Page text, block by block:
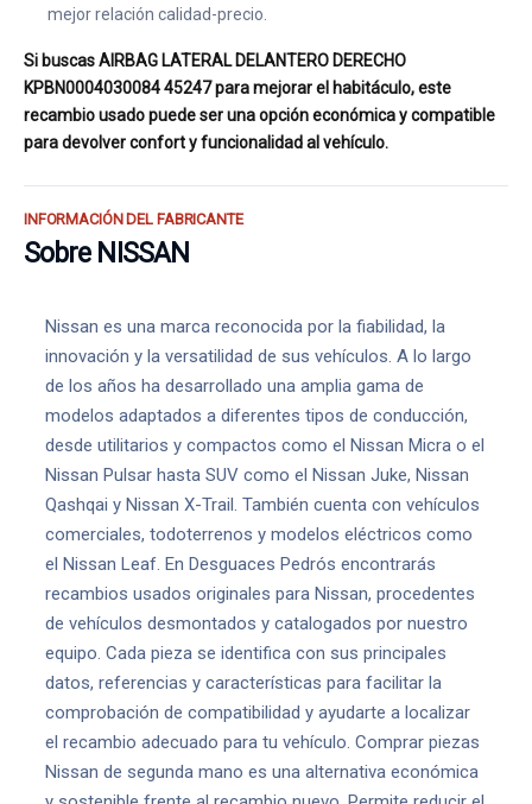
mejor relación calidad-precio.
Si buscas AIRBAG LATERAL DELANTERO DERECHO
KPBN0004030084 45247 para mejorar el habitáculo, este
recambio usado puede ser una opción económica y compatible
para devolver confort y funcionalidad al vehículo.
INFORMACIÓN DEL FABRICANTE
Sobre NISSAN
Nissan es una marca reconocida por la fiabilidad, la
innovación y la versatilidad de sus vehículos. A lo largo
de los años ha desarrollado una amplia gama de
modelos adaptados a diferentes tipos de conducción,
desde utilitarios y compactos como el Nissan Micra o el
Nissan Pulsar hasta SUV como el Nissan Juke, Nissan
Qashqai y Nissan X-Trail. También cuenta con vehículos
comerciales, todoterrenos y modelos eléctricos como
el Nissan Leaf. En Desguaces Pedrós encontrarás
recambios usados originales para Nissan, procedentes
de vehículos desmontados y catalogados por nuestro
equipo. Cada pieza se identifica con sus principales
datos, referencias y características para facilitar la
comprobación de compatibilidad y ayudarte a localizar
el recambio adecuado para tu vehículo. Comprar piezas
Nissan de segunda mano es una alternativa económica